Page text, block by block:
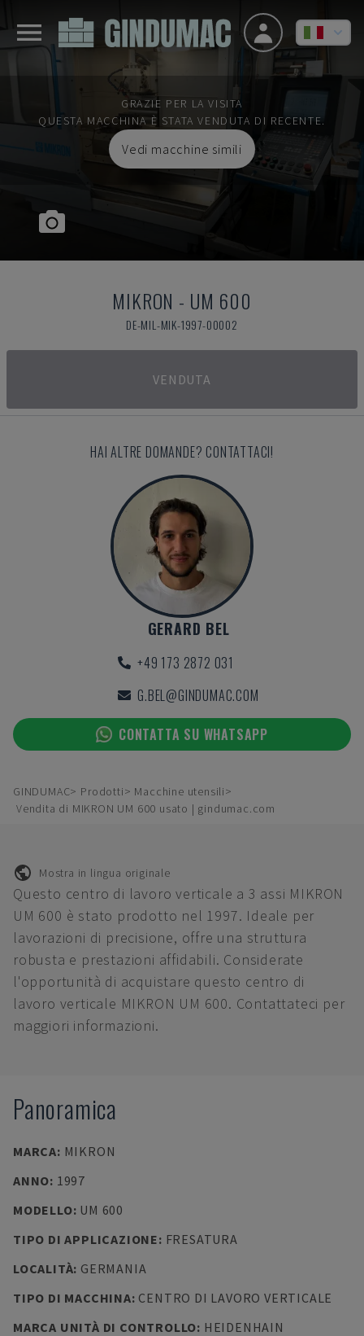
GRAZIE PER LA VISITA
QUESTA MACCHINA È STATA VENDUTA DI RECENTE.
Vedi macchine simili
MIKRON - UM 600
DE-MIL-MIK-1997-00002
VENDUTA
HAI ALTRE DOMANDE? CONTATTACI!
GERARD BEL
+49 173 2872 031
G.BEL@GINDUMAC.COM
CONTATTA SU WHATSAPP
GINDUMAC Prodotti
Macchine utensili
Vendita di MIKRON UM 600 usato | gindumac.com
Mostra in lingua originale
Questo centro di lavoro verticale a 3 assi MIKRON
UM 600 è stato prodotto nel 1997. Ideale per
lavorazioni di precisione, offre una struttura
robusta e prestazioni affidabili. Considerate
l'opportunità di acquistare questo centro di
lavoro verticale MIKRON UM 600. Contattateci per
maggiori informazioni.
Panoramica
MARCA: MIKRON
ANNO: 1997
MODELLO: UM 600
TIPO DI APPLICAZIONE: FRESATURA
LOCALITÀ: GERMANIA
TIPO DI MACCHINA: CENTRO DI LAVORO VERTICALE
MARCA UNITÀ DI CONTROLLO: HEIDENHAIN